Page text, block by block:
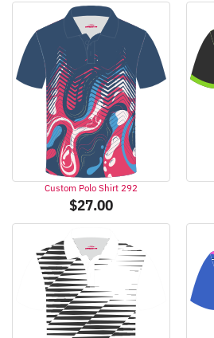
Custom Polo Shirt 292
$27.00